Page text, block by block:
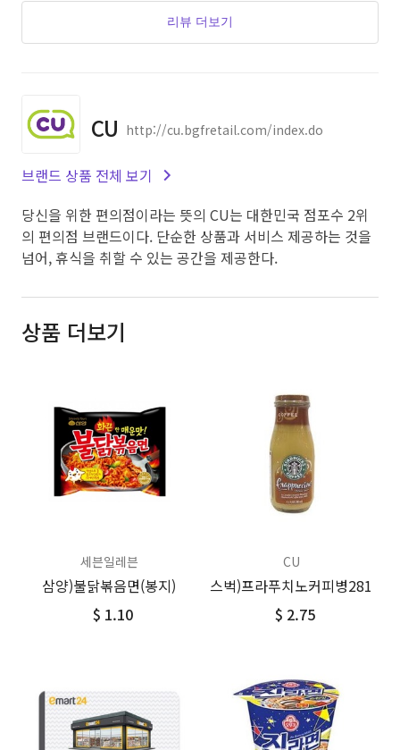
리뷰 더보기
CU http://cu.bgfretail.com/index.do
브랜드 상품 전체 보기
당신을 위한 편의점이라는 뜻의 CU는 대한민국 점포수 2위
의 편의점 브랜드이다. 단순한 상품과 서비스 제공하는 것을
넘어, 휴식을 취할 수 있는 공간을 제공한다.
상품 더보기
세븐일레븐
삼양)불닭볶음면(봉지)
$ 1.10
CU
스벅)프라푸치노커피병281
$ 2.75